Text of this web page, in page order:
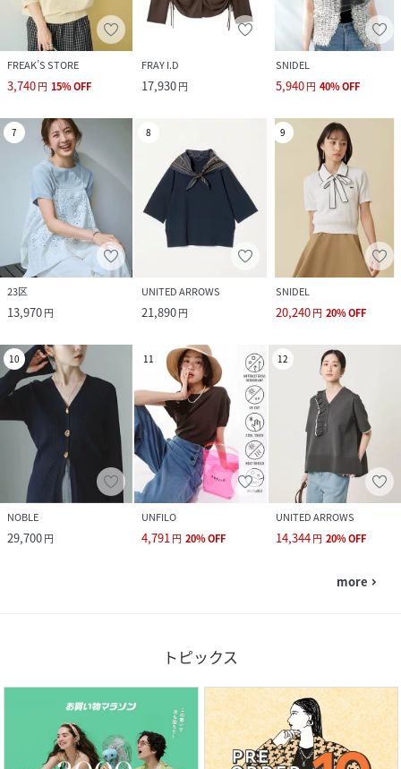
品番
NS0245_astro241251
astro241251-BLK-S NS0245)
FREAK’S STORE
3,740円 15%OFF
FRAY I.D
17,930円
SNIDEL
5,940円 40%OFF
7
23区
13,970円
8
UNITED ARROWS
21,890円
9
SNIDEL
20,240円 20%OFF
10
NOBLE
29,700円
11
UNFILO
4,791円 20%OFF
12
UNITED ARROWS
14,344円 20%OFF
more navigate_next
トピックス